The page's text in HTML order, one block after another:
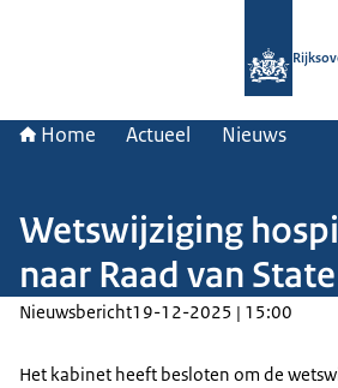
Home Actueel Nieuws
Wetswijziging
naar Raad van State
Nieuwsbericht19-12-2025 | 15:00
Het kabinet heeft besloten om de